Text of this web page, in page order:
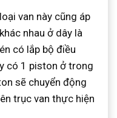
van này cũng áp
nhau ở dây là
có lắp bộ điều
có 1 piston ở trong
sẽ chuyển động
trục van thực hiện